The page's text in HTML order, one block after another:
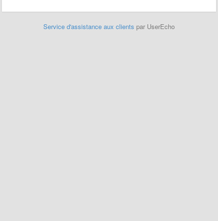
Service d'assistance aux clients par UserEcho